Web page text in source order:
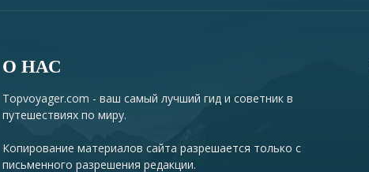
О НАС
Topvoyager.com - ваш самый лучший гид и советник в
путешествиях по миру.
Копирование материалов сайта разрешается только с
письменного разрешения редакции.